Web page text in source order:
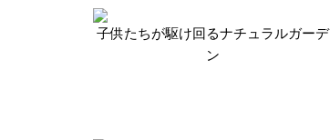
子供たちが駆け回るナチュラルガーデ
ン